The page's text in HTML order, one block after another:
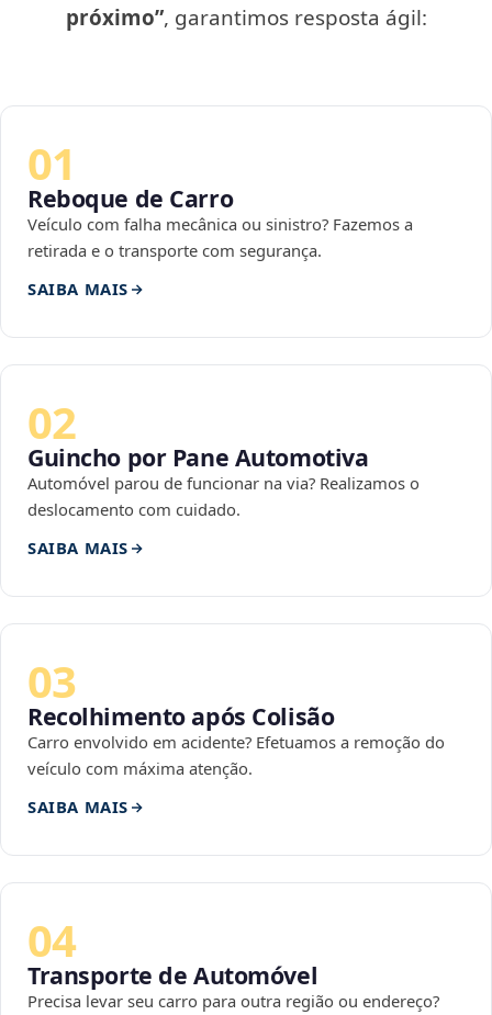
próximo”, garantimos resposta ágil:
01
Reboque de Carro
Veículo com falha mecânica ou sinistro? Fazemos a
retirada e o transporte com segurança.
SAIBA MAIS
02
Guincho por Pane Automotiva
Automóvel parou de funcionar na via? Realizamos o
deslocamento com cuidado.
SAIBA MAIS
03
Recolhimento após Colisão
Carro envolvido em acidente? Efetuamos a remoção do
veículo com máxima atenção.
SAIBA MAIS
04
Transporte de Automóvel
Precisa levar seu carro para outra região ou endereço?